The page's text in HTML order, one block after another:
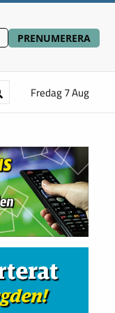
PRENUMERERA
Fredag 7 Aug